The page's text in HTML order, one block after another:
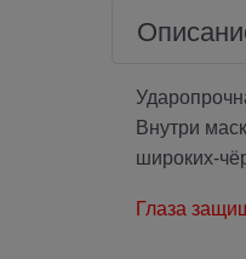
Внутри
широких-
Глаза